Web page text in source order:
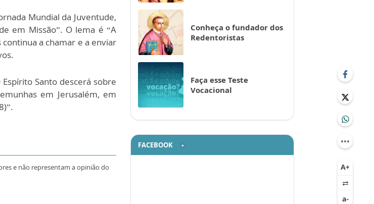
Mundial da Juventude,
em Missão”. O lema é “A
a chamar e a enviar
Santo descerá sobre
em Jerusalém, em
e não representam a opinião do
Conheça o fundador dos
Redentoristas
Faça esse Teste
Vocacional
FACEBOOK